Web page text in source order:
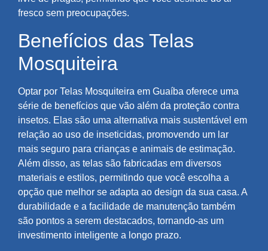
fresco sem preocupações.
Benefícios das Telas
Mosquiteira
Optar por Telas Mosquiteira em Guaíba oferece uma
série de benefícios que vão além da proteção contra
insetos. Elas são uma alternativa mais sustentável em
relação ao uso de inseticidas, promovendo um lar
mais seguro para crianças e animais de estimação.
Além disso, as telas são fabricadas em diversos
materiais e estilos, permitindo que você escolha a
opção que melhor se adapta ao design da sua casa. A
durabilidade e a facilidade de manutenção também
são pontos a serem destacados, tornando-as um
investimento inteligente a longo prazo.